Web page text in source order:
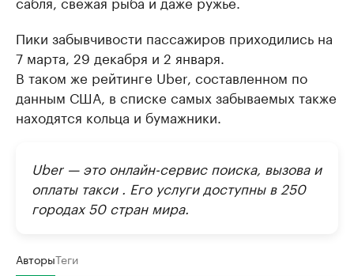
Пики забывчивости пассажиров приходились на
7 марта, 29 декабря и 2 января.
В таком же рейтинге Uber, составленном по
данным США, в списке самых забываемых также
находятся кольца и бумажники.
Uber — это онлайн-сервис поиска, вызова и
оплаты такси . Его услуги доступны в 250
городах 50 стран мира.
АвторыТеги